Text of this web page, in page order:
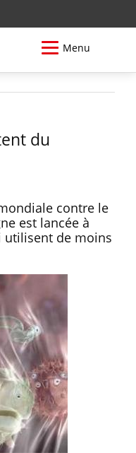
Menu
du
contre le
est lancée à
utilisent de moins